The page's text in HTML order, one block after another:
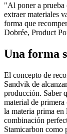
"Al poner a prueba
extraer materiales
forma que
Dobrée, Product
Una forma
El concepto de
Sandvik de
producción. Saber
material de
la materia prima en
combinación
Stamicarbon como